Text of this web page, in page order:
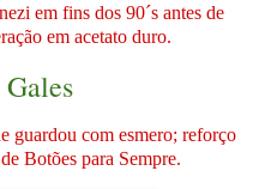
em fins dos 90´s antes de
em acetato duro.
Gales
guardou com esmero; reforço
Botões para Sempre.